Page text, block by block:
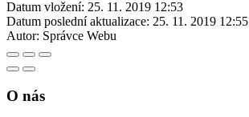
Datum vložení: 25. 11. 2019 12:53
Datum poslední aktualizace: 25. 11. 2019 12:55
Autor: Správce Webu
O nás